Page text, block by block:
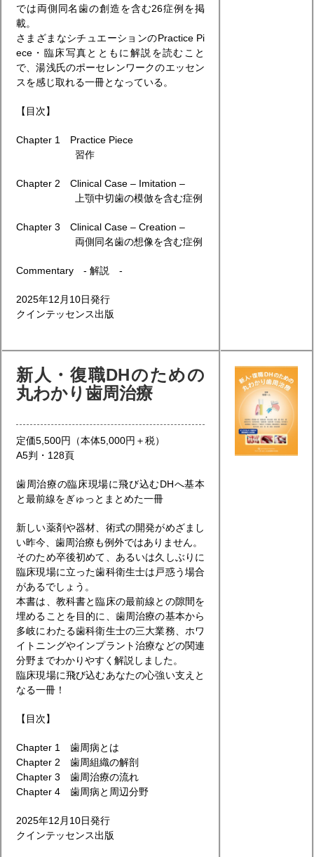
では両側同名歯の創造を含む26症例を掲
載。
さまざまなシチュエーションのPractice Pi
ece・臨床写真とともに解説を読むこと
で、湯浅氏のポーセレンワークのエッセン
スを感じ取れる一冊となっている。
【目次】
Chapter 1 Practice Piece
習作
Chapter 2 Clinical Case – Imitation –
上顎中切歯の模倣を含む症例
Chapter 3 Clinical Case – Creation –
両側同名歯の想像を含む症例
Commentary - 解説 -
2025年12月10日発行
クインテッセンス出版
新人・復職DHのための
丸わかり歯周治療
定価5,500円（本体5,000円＋税）
A5判・128頁
歯周治療の臨床現場に飛び込むDHへ基本
と最前線をぎゅっとまとめた一冊
新しい薬剤や器材、術式の開発がめざまし
い昨今、歯周治療も例外ではありません。
そのため卒後初めて、あるいは久しぶりに
臨床現場に立った歯科衛生士は戸惑う場合
があるでしょう。
本書は、教科書と臨床の最前線との隙間を
埋めることを目的に、歯周治療の基本から
多岐にわたる歯科衛生士の三大業務、ホワ
イトニングやインプラント治療などの関連
分野までわかりやすく解説しました。
臨床現場に飛び込むあなたの心強い支えと
なる一冊！
【目次】
Chapter 1 歯周病とは
Chapter 2 歯周組織の解剖
Chapter 3 歯周治療の流れ
Chapter 4 歯周病と周辺分野
2025年12月10日発行
クインテッセンス出版